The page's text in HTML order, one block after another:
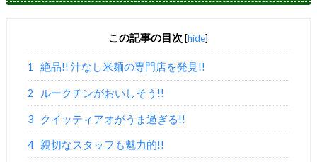
この記事の目次 [hide]
1 絶品!! 汁なし米麺の専門店を発見!!
2 ルークチンがおいしそう!!
3 クイッティアオがうま過ぎる!!
4 親切なスタッフも魅力的!!